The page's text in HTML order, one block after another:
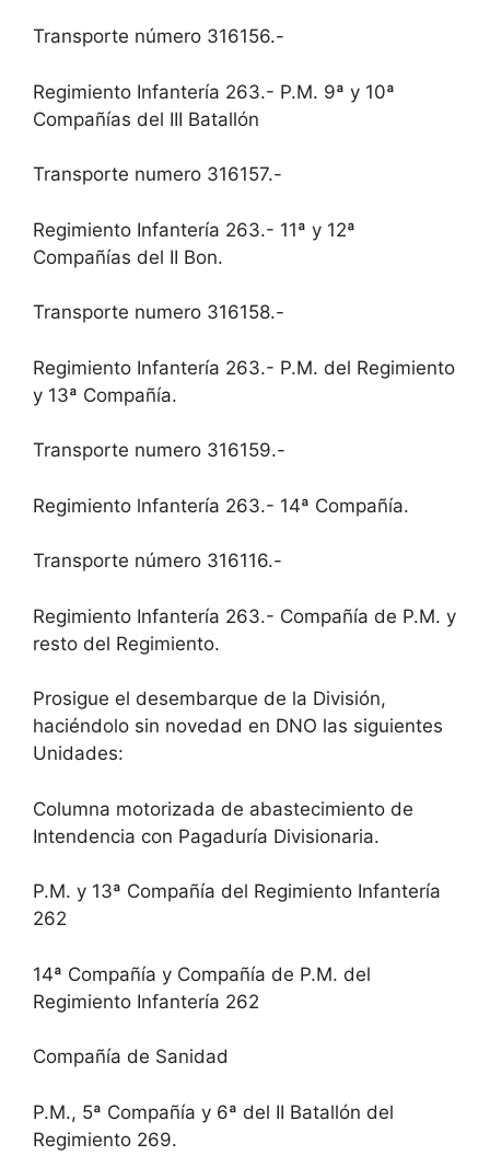
Transporte número 316156.-
Regimiento Infantería 263.- P.M. 9ª y 10ª
Compañías del III Batallón
Transporte numero 316157.-
Regimiento Infantería 263.- 11ª y 12ª
Compañías del II Bon.
Transporte numero 316158.-
Regimiento Infantería 263.- P.M. del Regimiento
y 13ª Compañía.
Transporte numero 316159.-
Regimiento lnfantería 263.- 14ª Compañía.
Transporte número 316116.-
Regimiento Infantería 263.- Compañía de P.M. y
resto del Regimiento.
Prosigue el desembarque de la División,
haciéndolo sin novedad en DNO las siguientes
Unidades:
Columna motorizada de abastecimiento de
Intendencia con Pagaduría Divisionaria.
P.M. y 13ª Compañía del Regimiento Infantería
262
14ª Compañía y Compañía de P.M. del
Regimiento Infantería 262
Compañía de Sanidad
P.M., 5ª Compañía y 6ª del II Batallón del
Regimiento 269.